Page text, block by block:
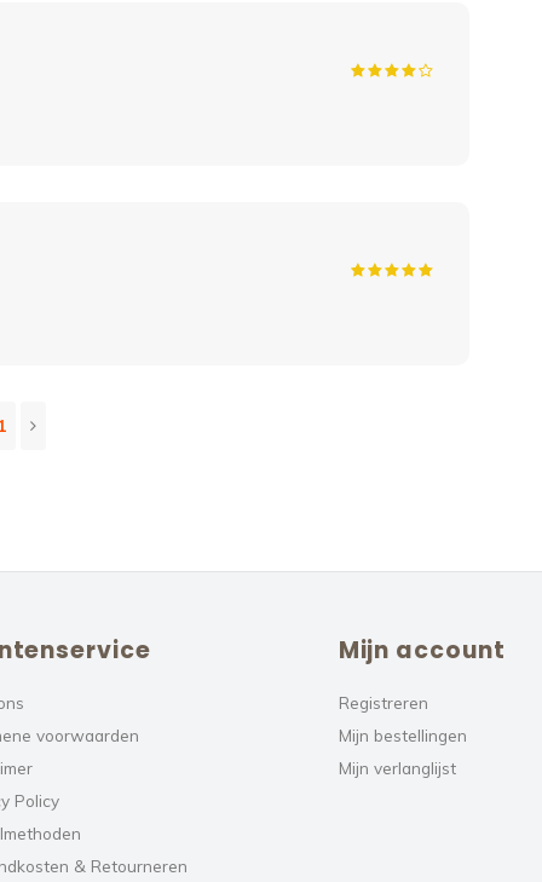
voorwaarden
Policy
& Retourneren
Mijn account
Registreren
Mijn bestellingen
Mijn verlanglijst